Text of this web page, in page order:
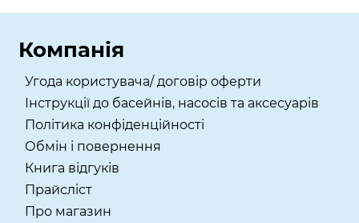
Компанія
Угода користувача/ договір оферти
Інструкції до басейнів, насосів та аксесуарів
Політика конфіденційності
Обмін і повернення
Книга відгуків
Прайсліст
Про магазин